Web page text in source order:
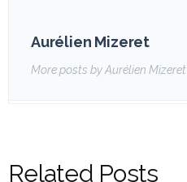
Aurélien Mizeret
More posts by Aurélien Mizeret
Related Posts